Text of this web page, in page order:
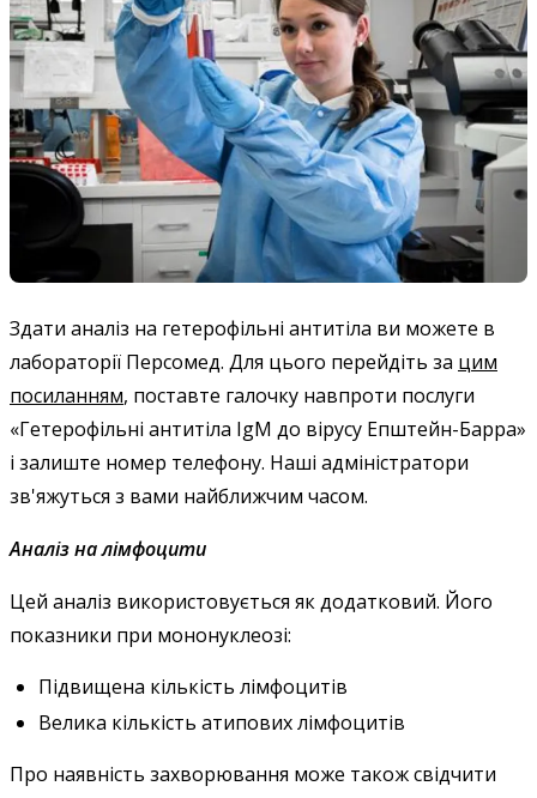
Здати аналіз на гетерофільні антитіла ви можете в
лабораторії Персомед. Для цього перейдіть за цим
посиланням, поставте галочку навпроти послуги
«Гетерофільні антитіла IgM до вірусу Епштейн-Барра»
і залиште номер телефону. Наші адміністратори
зв'яжуться з вами найближчим часом.
Аналіз на лімфоцити
Цей аналіз використовується як додатковий. Його
показники при мононуклеозі:
Підвищена кількість лімфоцитів
Велика кількість атипових лімфоцитів
Про наявність захворювання може також свідчити